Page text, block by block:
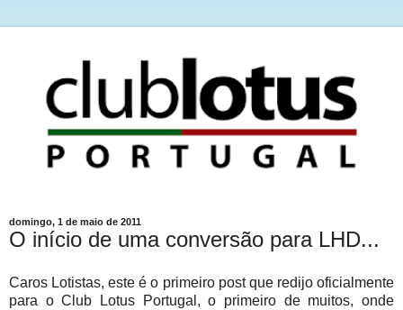
domingo, 1 de maio de 2011
O início de uma conversão para LHD...
Caros Lotistas, este é o primeiro post que redijo oficialmente
para o Club Lotus Portugal, o primeiro de muitos, onde